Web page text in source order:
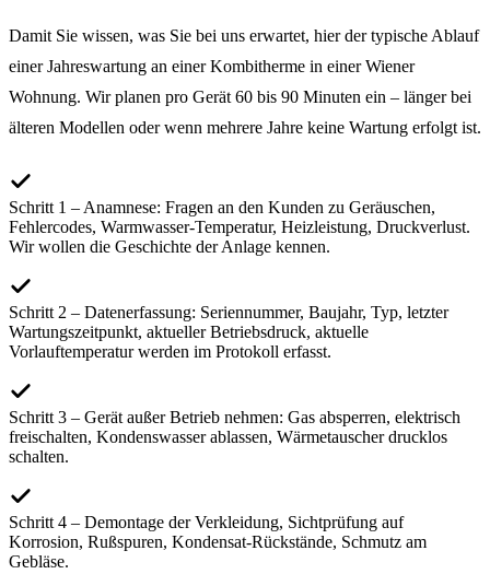
Damit Sie wissen, was Sie bei uns erwartet, hier der typische Ablauf
einer Jahreswartung an einer Kombitherme in einer Wiener
Wohnung. Wir planen pro Gerät 60 bis 90 Minuten ein – länger bei
älteren Modellen oder wenn mehrere Jahre keine Wartung erfolgt ist.
Schritt 1 – Anamnese: Fragen an den Kunden zu Geräuschen,
Fehlercodes, Warmwasser-Temperatur, Heizleistung, Druckverlust.
Wir wollen die Geschichte der Anlage kennen.
Schritt 2 – Datenerfassung: Seriennummer, Baujahr, Typ, letzter
Wartungszeitpunkt, aktueller Betriebsdruck, aktuelle
Vorlauftemperatur werden im Protokoll erfasst.
Schritt 3 – Gerät außer Betrieb nehmen: Gas absperren, elektrisch
freischalten, Kondenswasser ablassen, Wärmetauscher drucklos
schalten.
Schritt 4 – Demontage der Verkleidung, Sichtprüfung auf
Korrosion, Rußspuren, Kondensat-Rückstände, Schmutz am
Gebläse.